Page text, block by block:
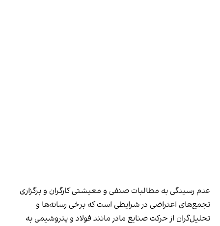
عدم رسیدگی به مطالبات صنفی و معیشتی کارگران و برگزاری
تجمع‌های اعتراضی در شرایطی است که برخی رسانه‌ها و
تحلیل‌گران از حرکت صنایع مادر مانند فولاد و پتروشیمی به